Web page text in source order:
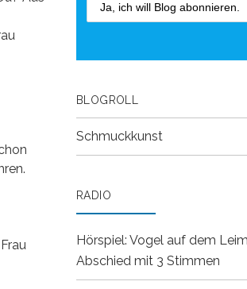
BLOGROLL
Schmuckkunst
RADIO
Hörspiel: Vogel auf dem
Abschied mit 3 Stimmen